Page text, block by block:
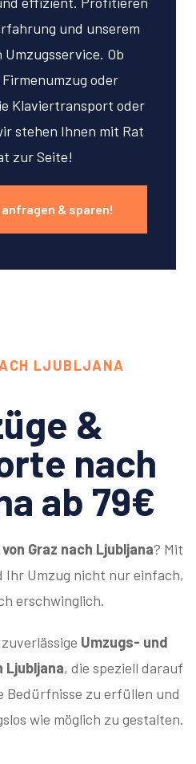
und unserem
Umzugsservice. Ob
oder
Klaviertransport oder
stehen Ihnen mit Rat
zur Seite!
& sparen!
LJUBLJANA
&
nach
ab 79€
Graz nach Ljubljana? Mit
Ihr Umzug nicht nur einfach,
erschwinglich.
Umzugs- und
, die speziell darauf
Bedürfnisse zu erfüllen und
wie möglich zu gestalten.